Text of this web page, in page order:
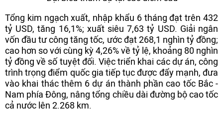
Tổng kim ngạch xuất, nhập khẩu 6 tháng đạt trên 432
tỷ USD, tăng 16,1%; xuất siêu 7,63 tỷ USD. Giải ngân
vốn đầu tư công tăng tốc, ước đạt 268,1 nghìn tỷ đồng;
cao hơn so với cùng kỳ 4,26% về tỷ lệ, khoảng 80 nghìn
tỷ đồng về số tuyệt đối. Việc triển khai các dự án, công
trình trọng điểm quốc gia tiếp tục được đẩy mạnh, đưa
vào khai thác thêm 6 dự án thành phần cao tốc Bắc -
Nam phía Đông, nâng tổng chiều dài đường bộ cao tốc
cả nước lên 2.268 km.